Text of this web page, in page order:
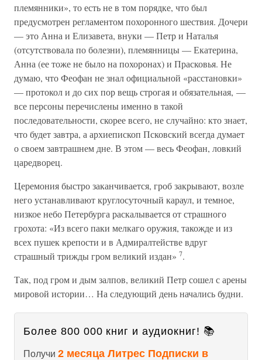
племянники», то есть не в том порядке, что был
предусмотрен регламентом похоронного шествия. Дочери
— это Анна и Елизавета, внуки — Петр и Наталья
(отсутствовала по болезни), племянницы — Екатерина,
Анна (ее тоже не было на похоронах) и Прасковья. Не
думаю, что Феофан не знал официальной «расстановки»
— протокол и до сих пор вещь строгая и обязательная, —
все персоны перечислены именно в такой
последовательности, скорее всего, не случайно: кто знает,
что будет завтра, а архиепископ Псковский всегда думает
о своем завтрашнем дне. В этом — весь Феофан, ловкий
царедворец.
Церемония быстро заканчивается, гроб закрывают, возле
него устанавливают круглосуточный караул, и темное,
низкое небо Петербурга раскалывается от страшного
грохота: «Из всего паки мелкаго оружия, такожде и из
всех пушек крепости и в Адмиралтействе вдруг
страшный трижды гром великий издан» 7.
Так, под гром и дым залпов, великий Петр сошел с арены
мировой истории… На следующий день начались будни.
Более 800 000 книг и аудиокниг! 📚
Получи 2 месяца Литрес Подписки в